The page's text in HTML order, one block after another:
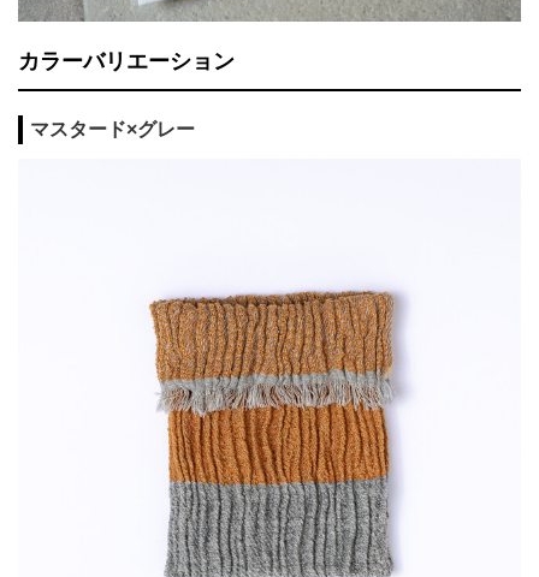
カラーバリエーション
マスタード×グレー